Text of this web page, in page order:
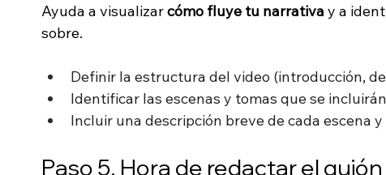
Ayuda a visualizar cómo fluye tu narrativa y a
sobre.
Definir la estructura del video (introducción,
Identificar las escenas y tomas que se
Incluir una descripción breve de cada escena y
Paso 5. Hora de redactar el guión